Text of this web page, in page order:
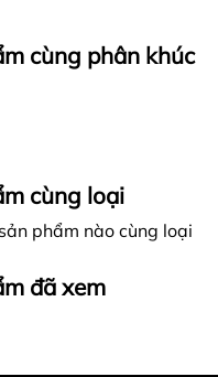
cùng phân khúc
cùng loại
phẩm nào cùng loại
đã xem